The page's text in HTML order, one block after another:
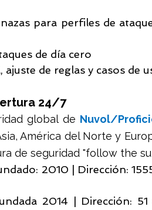
para perfiles de
de día cero
de reglas y casos de
24/7
global de Nuvol/
América del Norte y
de seguridad "follow the
2010 | Dirección:
2014 | Dirección: 51